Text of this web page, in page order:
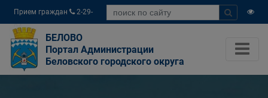
Прием граждан
2-29-
04
БЕЛОВО
Портал Администрации
Беловского городского округа